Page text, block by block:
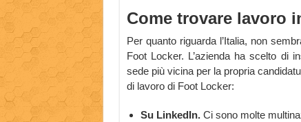
Come trovare lavoro
Per quanto riguarda l’Italia, non
Foot Locker. L’azienda ha scelto di
sede più vicina per la propria
di lavoro di Foot Locker:
Su LinkedIn.Ci sono molte